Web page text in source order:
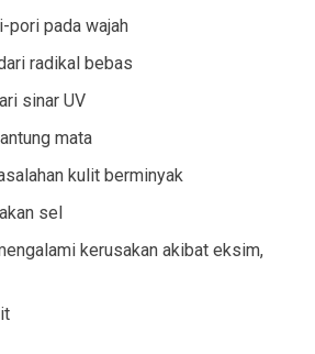
pori pada wajah
radikal bebas
sinar UV
mata
kulit berminyak
sel
kerusakan akibat eksim,